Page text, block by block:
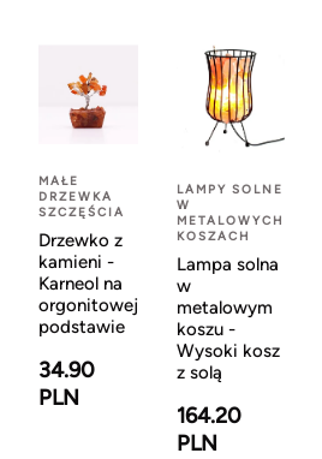
MAŁE
DRZEWKA
SZCZĘŚCIA
Drzewko z
kamieni -
Karneol na
orgonitowej
podstawie
34.90
PLN
LAMPY SOLNE
W
METALOWYCH
KOSZACH
Lampa solna
w
metalowym
koszu -
Wysoki kosz
z solą
164.20
PLN